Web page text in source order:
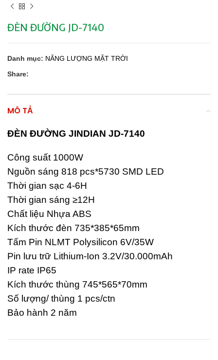
ĐÈN ĐƯỜNG JD-7140
Danh mục: NĂNG LƯỢNG MẶT TRỜI
Share:
MÔ TẢ
ĐÈN ĐƯỜNG JINDIAN JD-7140
Công suất 1000W
Nguồn sáng 818 pcs*5730 SMD LED
Thời gian sạc 4-6H
Thời gian sáng ≥12H
Chất liệu Nhựa ABS
Kích thước đèn 735*385*65mm
Tấm Pin NLMT Polysilicon 6V/35W
Pin lưu trữ Lithium-Ion 3.2V/30.000mAh
IP rate IP65
Kích thước thùng 745*565*70mm
Số lượng/ thùng 1 pcs/ctn
Bảo hành 2 năm